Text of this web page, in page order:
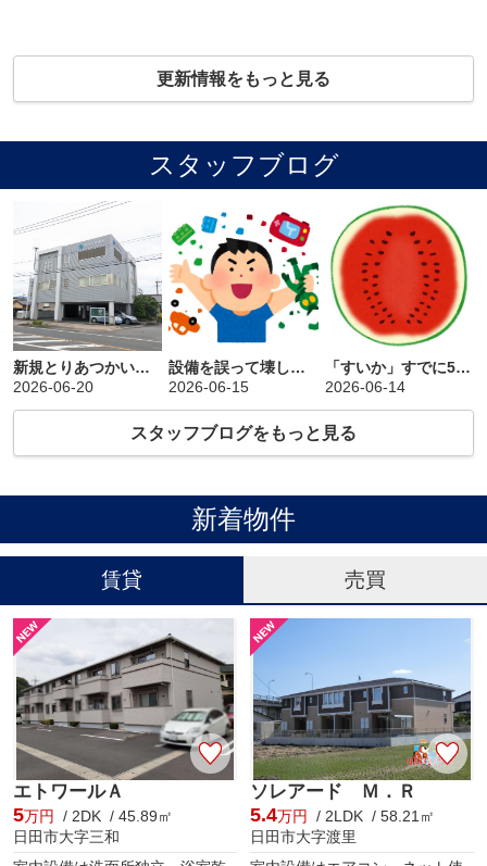
更新情報をもっと見る
スタッフブログ
新規とりあつかい貸事務所のお知らせ
2026-06-20
設備を誤って壊してしまった場合は
2026-06-15
「すいか」すでに5玉食べました。
2026-06-14
スタッフブログをもっと見る
新着物件
賃貸 売買
エトワールＡ
5万円
/ 2DK / 45.89㎡
日田市大字三和
ソレアード Ｍ．Ｒ
5.4万円
/ 2LDK / 58.21㎡
日田市大字渡里